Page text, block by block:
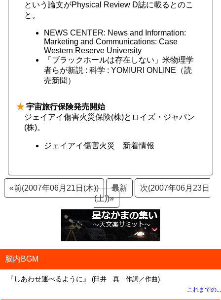
という論文がPhysical Review D誌に載るとのこ
と。
NEWS CENTER: News and Information:
Marketing and Communications: Case
Western Reserve University
「ブラックホールは存在しない」米物理学
者らが新説 : 科学 : YOMIURI ONLINE（読
売新聞）
★ 宇宙旅行保険発売開始
ジェイアイ傷害火災保険(株)とロイズ・ジャパン
(株)。
ジェイアイ傷害火災 新着情報
«前(2007年06月21日(木)) 最新
次(2007年06月23日
(土))»
脳内BGM
『しあわせ運べるように』 (臼井 真 作詞／作曲)
これまでの...